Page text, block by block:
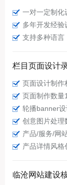
一对一定制化
多年开发经验
支持多种语言
栏目页面设计
页面设计制作
页面制作数量
轮播banner
创意图片处理
产品/服务/网
产品详情风格
临沧网站建设